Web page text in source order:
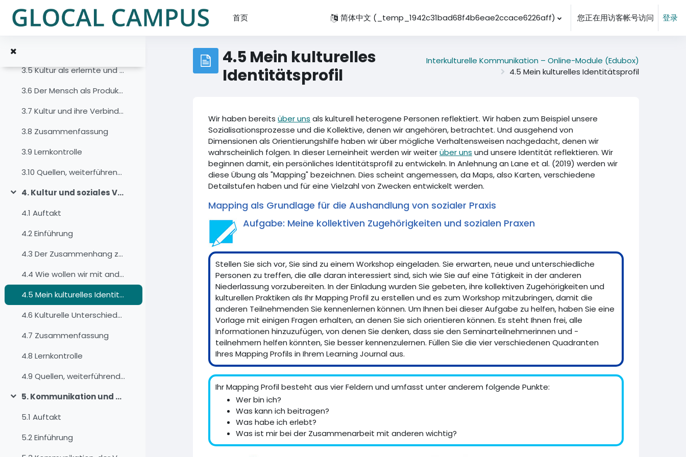
首页
简体中文 ‎(_temp_1942c31bad68f4b6eae2ccace6226aff)‎ 您正在用访客帐号访问 登录
3.2 Einführung
3.3 Kultur und das Konzept der Multikollektivität
3.5 Kultur als erlernte und weitergegebene Kultur
3.6 Der Mensch als Produkt und Produzent von Kultur
3.7 Kultur und ihre Verbindung zum Kontext
3.8 Zusammenfassung
3.9 Lernkontrolle
3.10 Quellen, weiterführende Literatur und Weblinks
折叠
4. Kultur und soziales Verhalten
4.1 Auftakt
4.2 Einführung
4.3 Der Zusammenhang zwischen Kultur und sozialem Verhalten
4.4 Wie wollen wir mit anderen zusammenarbeiten?
4.5 Mein kulturelles Identitätsprofil
4.6 Kulturelle Unterschiede überbrücken
4.7 Zusammenfassung
4.8 Lernkontrolle
4.9 Quellen, weiterführende Literatur und Weblinks
折叠
5. Kommunikation und der Kommunikationsprozess
5.1 Auftakt
5.2 Einführung
4.5 Mein kulturelles
Identitätsprofil
Interkulturelle Kommunikation – Online-Module (Edubox)
4.5 Mein kulturelles Identitätsprofil
Wir haben bereitsüber uns als kulturell heterogene Personen reflektiert. Wir haben zum Beispiel unsere
Sozialisationsprozesse und die Kollektive, denen wir angehören, betrachtet. Und ausgehend von
Dimensionen als Orientierungshilfe haben wir über mögliche Verhaltensweisen nachgedacht, denen wir
wahrscheinlich folgen. In dieser Lerneinheit werden wir weiterüber uns und unsere Identität reflektieren. Wir
beginnen damit, ein persönliches Identitätsprofil zu entwickeln. In Anlehnung an Lane et al. (2019) werden wir
diese Übung als "Mapping" bezeichnen. Dies scheint angemessen, da Maps, also Karten, verschiedene
Detailstufen haben und für eine Vielzahl von Zwecken entwickelt werden.
Mapping als Grundlage für die Aushandlung von sozialer Praxis
Aufgabe: Meine kollektiven Zugehörigkeiten und sozialen Praxen
Stellen Sie sich vor, Sie sind zu einem Workshop eingeladen. Sie erwarten, neue und unterschiedliche
Personen zu treffen, die alle daran interessiert sind, sich wie Sie auf eine Tätigkeit in der anderen
Niederlassung vorzubereiten. In der Einladung wurden Sie gebeten, ihre kollektiven Zugehörigkeiten und
kulturellen Praktiken als Ihr Mapping Profil zu erstellen und es zum Workshop mitzubringen, damit die
anderen Teilnehmenden Sie kennenlernen können. Um Ihnen bei dieser Aufgabe zu helfen, haben Sie eine
Vorlage mit einigen Fragen erhalten, an denen Sie sich orientieren können. Es steht Ihnen frei, alle
Informationen hinzuzufügen, von denen Sie denken, dass sie den Seminarteilnehmerinnen und -
teilnehmern helfen könnten, Sie besser kennenzulernen. Füllen Sie die vier verschiedenen Quadranten
Ihres Mapping Profils in Ihrem Learning Journal aus.
Ihr Mapping Profil besteht aus vier Feldern und umfasst unter anderem folgende Punkte:
Wer bin ich?
Was kann ich beitragen?
Was habe ich erlebt?
Was ist mir bei der Zusammenarbeit mit anderen wichtig?